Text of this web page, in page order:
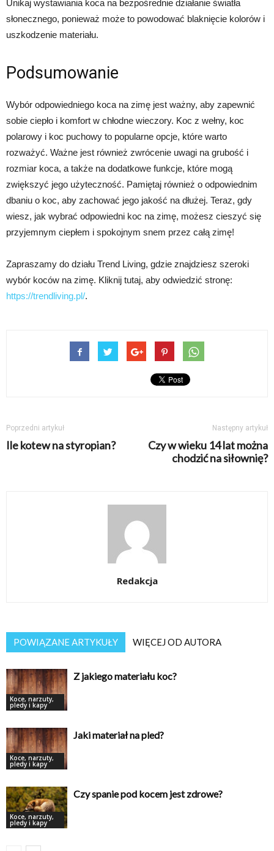
Unikaj wystawiania koca na bezpośrednie działanie światła
słonecznego, ponieważ może to powodować blaknięcie kolorów i
uszkodzenie materiału.
Podsumowanie
Wybór odpowiedniego koca na zimę jest ważny, aby zapewnić
sobie ciepło i komfort w chłodne wieczory. Koc z wełny, koc
polarowy i koc puchowy to popularne opcje, które warto
rozważyć. Ważne jest również zwrócenie uwagi na grubość i
rozmiar koca, a także na dodatkowe funkcje, które mogą
zwiększyć jego użyteczność. Pamiętaj również o odpowiednim
dbaniu o koc, aby zachować jego jakość na dłużej. Teraz, gdy
wiesz, jak wybrać odpowiedni koc na zimę, możesz cieszyć się
przyjemnym ciepłem i spokojnym snem przez całą zimę!
Zapraszamy do działu Trend Living, gdzie znajdziesz szeroki
wybór koców na zimę. Kliknij tutaj, aby odwiedzić stronę:
https://trendliving.pl/.
Poprzedni artykuł
Ile kotew na styropian?
Następny artykuł
Czy w wieku 14 lat można
chodzić na siłownię?
Redakcja
POWIĄZANE ARTYKUŁY WIĘCEJ OD AUTORA
Koce, narzuty,
pledy i kapy
Z jakiego materiału koc?
Koce, narzuty,
pledy i kapy
Jaki materiał na pled?
Koce, narzuty,
pledy i kapy
Czy spanie pod kocem jest zdrowe?